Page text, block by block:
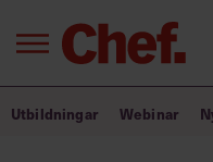
Bra ledare
Utbildningar Webinar